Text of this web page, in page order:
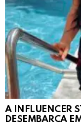
A INFLUENCER
DESEMBARCA